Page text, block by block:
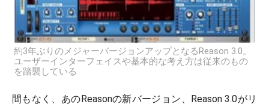
約3年ぶりのメジャーバージョンアップとなるReason 3.0。
ユーザーインターフェイスや基本的な考え方は従来のもの
を踏襲している
間もなく、あのReasonの新バージョン、Reason 3.0がリ